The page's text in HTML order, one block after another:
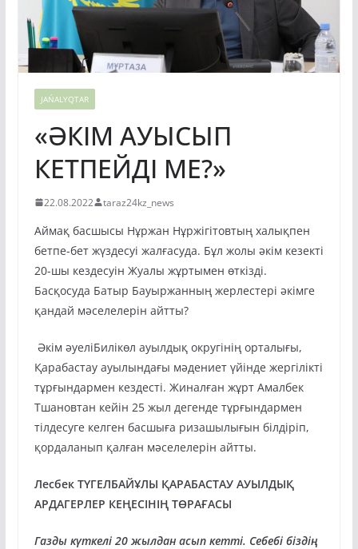
JAŃALYQTAR
«ӘКІМ АУЫСЫП
КЕТПЕЙДІ МЕ?»
22.08.2022 taraz24kz_news
Аймақ басшысы Нұржан Нұржігітовтың халықпен
бетпе-бет жүздесуі жалғасуда. Бұл жолы әкім кезекті
20-шы кездесуін Жуалы жұртымен өткізді.
Басқосуда Батыр Бауыржанның жерлестері әкімге
қандай мәселелерін айтты?
Әкім әуеліБилікөл ауылдық округінің орталығы,
Қарабастау ауылындағы мәдениет үйінде жергілікті
тұрғындармен кездесті. Жиналған жұрт Амалбек
Тшановтан кейін 25 жыл дегенде тұрғындармен
тілдесуге келген басшыға ризашылығын білдіріп,
қордаланып қалған мәселелерін айтты.
Лесбек ТҮГЕЛБАЙҰЛЫ ҚАРАБАСТАУ АУЫЛДЫҚ
АРДАГЕРЛЕР КЕҢЕСІНІҢ ТӨРАҒАСЫ
Газды күткелі 20 жылдан асып кетті. Себебі біздің